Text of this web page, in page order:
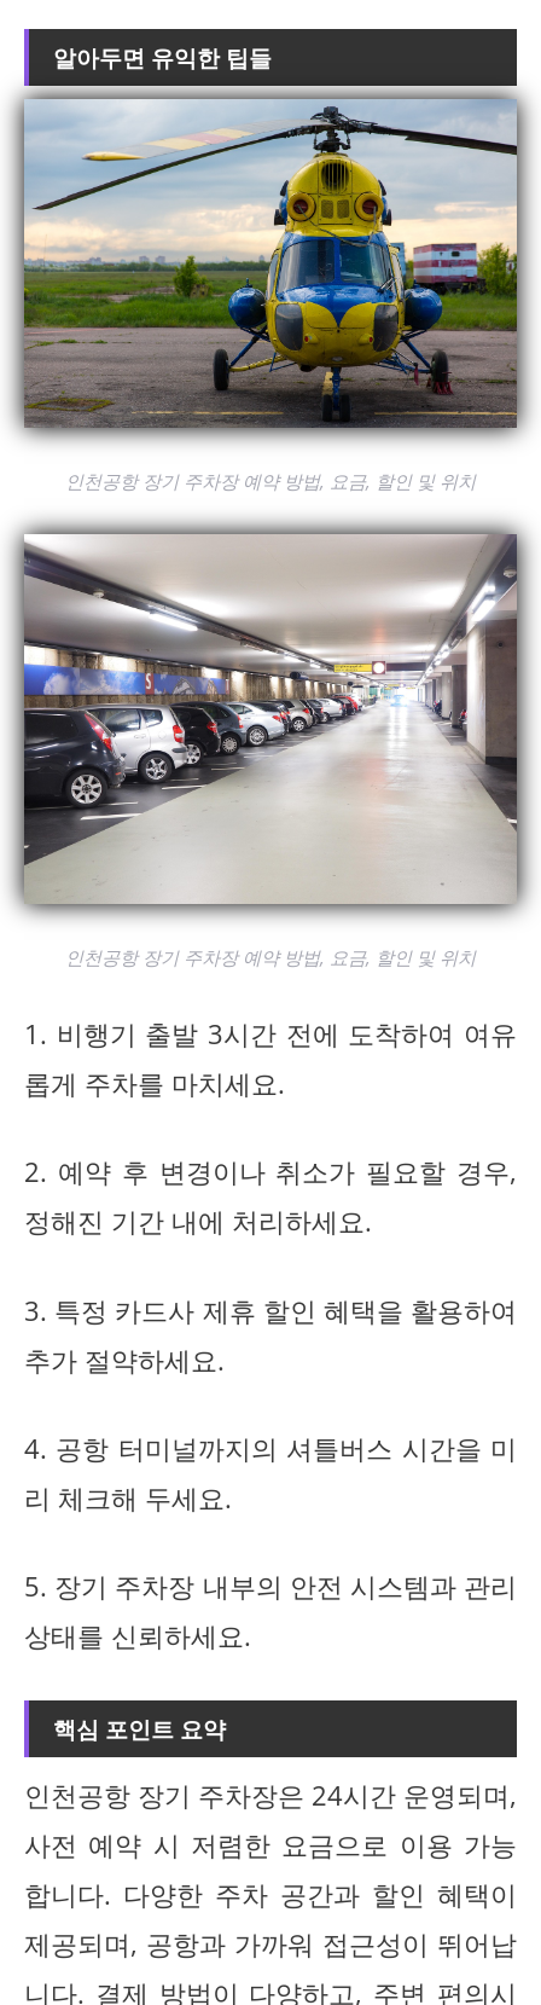
알아두면 유익한 팁들
인천공항 장기 주차장 예약 방법, 요금, 할인 및 위치
인천공항 장기 주차장 예약 방법, 요금, 할인 및 위치
1. 비행기 출발 3시간 전에 도착하여 여유
롭게 주차를 마치세요.
2. 예약 후 변경이나 취소가 필요할 경우,
정해진 기간 내에 처리하세요.
3. 특정 카드사 제휴 할인 혜택을 활용하여
추가 절약하세요.
4. 공항 터미널까지의 셔틀버스 시간을 미
리 체크해 두세요.
5. 장기 주차장 내부의 안전 시스템과 관리
상태를 신뢰하세요.
핵심 포인트 요약
인천공항 장기 주차장은 24시간 운영되며,
사전 예약 시 저렴한 요금으로 이용 가능
합니다. 다양한 주차 공간과 할인 혜택이
제공되며, 공항과 가까워 접근성이 뛰어납
니다. 결제 방법이 다양하고, 주변 편의시